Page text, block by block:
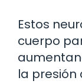
Estos
cuerpo
la presión